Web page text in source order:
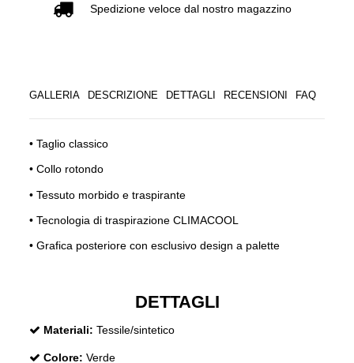
Spedizione veloce dal nostro magazzino
GALLERIA DESCRIZIONE DETTAGLI RECENSIONI FAQ
• Taglio classico
• Collo rotondo
• Tessuto morbido e traspirante
• Tecnologia di traspirazione CLIMACOOL
• Grafica posteriore con esclusivo design a palette
DETTAGLI
Materiali: Tessile/sintetico
Colore: Verde